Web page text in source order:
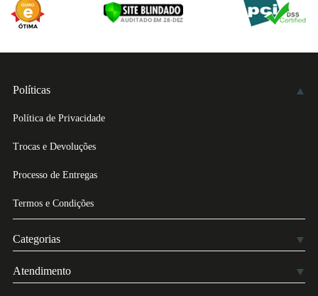
Políticas
Política de Privacidade
Trocas e Devoluções
Processo de Entregas
Termos e Condições
Categorias
Atendimento